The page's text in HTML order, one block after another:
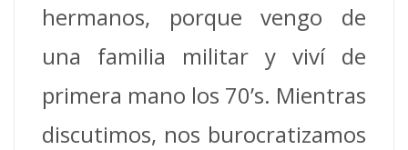
hermanos, porque vengo de
una familia militar y viví de
primera mano los 70’s. Mientras
discutimos, nos burocratizamos